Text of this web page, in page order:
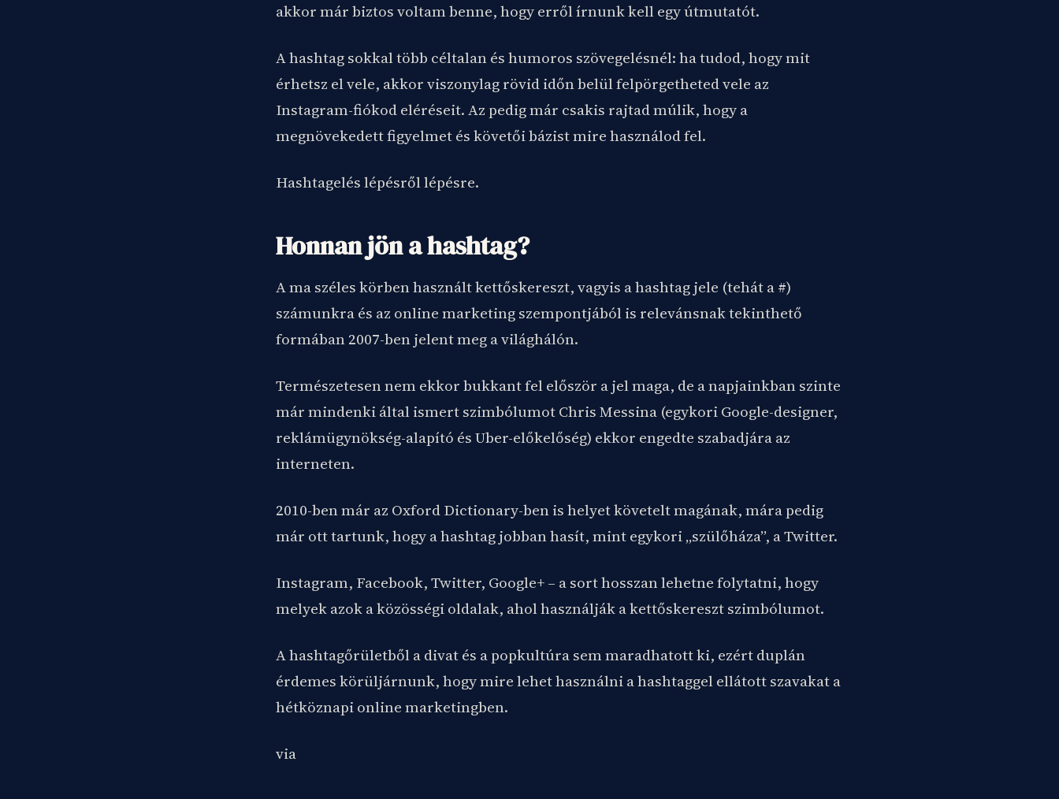
akkor már biztos voltam benne, hogy erről írnunk kell egy útmutatót.
A hashtag sokkal több céltalan és humoros szövegelésnél: ha tudod, hogy mit
érhetsz el vele, akkor viszonylag rövid időn belül felpörgetheted vele az
Instagram-fiókod eléréseit. Az pedig már csakis rajtad múlik, hogy a
megnövekedett figyelmet és követői bázist mire használod fel.
Hashtagelés lépésről lépésre.
Honnan jön a hashtag?
A ma széles körben használt kettőskereszt, vagyis a hashtag jele (tehát a #)
számunkra és az online marketing szempontjából is relevánsnak tekinthető
formában 2007-ben jelent meg a világhálón.
Természetesen nem ekkor bukkant fel először a jel maga, de a napjainkban szinte
már mindenki által ismert szimbólumot Chris Messina (egykori Google-designer,
reklámügynökség-alapító és Uber-előkelőség) ekkor engedte szabadjára az
interneten.
2010-ben már az Oxford Dictionary-ben is helyet követelt magának, mára pedig
már ott tartunk, hogy a hashtag jobban hasít, mint egykori „szülőháza”, a Twitter.
Instagram, Facebook, Twitter, Google+ – a sort hosszan lehetne folytatni, hogy
melyek azok a közösségi oldalak, ahol használják a kettőskereszt szimbólumot.
A hashtagőrületből a divat és a popkultúra sem maradhatott ki, ezért duplán
érdemes körüljárnunk, hogy mire lehet használni a hashtaggel ellátott szavakat a
hétköznapi online marketingben.
via